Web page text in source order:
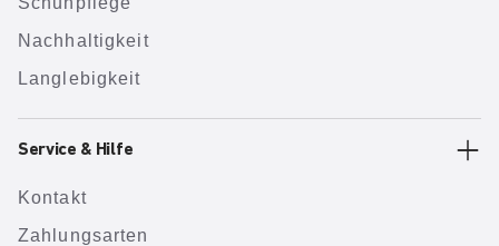
Nachhaltigkeit
Langlebigkeit
Service & Hilfe
Kontakt
Zahlungsarten